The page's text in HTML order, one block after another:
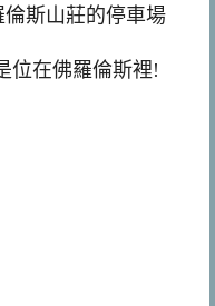
斯山莊的停車場
位在佛羅倫斯裡!